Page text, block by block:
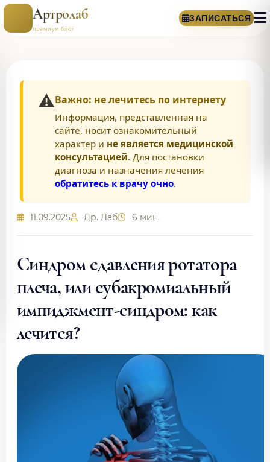
Артролаб
премиум блог
ЗАПИСАТЬСЯ
⚠️Важно: не лечитесь по интернету
Информация, представленная на
сайте, носит ознакомительный
характер и не является медицинской
консультацией. Для постановки
диагноза и назначения лечения
обратитесь к врачу очно.
11.09.2025 Др. Лаб 6 мин.
Синдром сдавления ротатора
плеча, или субакромиальный
импиджмент-синдром: как
лечится?